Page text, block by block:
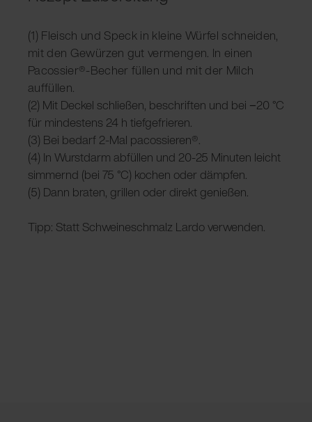
(1) Fleisch und Speck in kleine Würfel schneiden,
mit den Gewürzen gut vermengen. In einen
Pacossier®-Becher füllen und mit der Milch
auffüllen.
(2) Mit Deckel schließen, beschriften und bei −20 °C
für mindestens 24 h tiefgefrieren.
(3) Bei bedarf 2-Mal pacossieren®.
(4) In Wurstdarm abfüllen und 20-25 Minuten leicht
simmernd (bei 75 °C) kochen oder dämpfen.
(5) Dann braten, grillen oder direkt genießen.
Tipp: Statt Schweineschmalz Lardo verwenden.